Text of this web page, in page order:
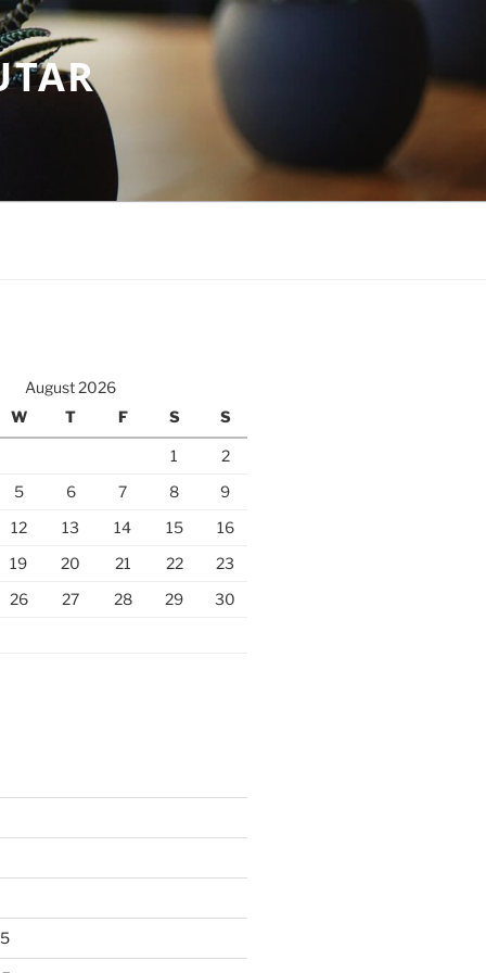
August 2026
W T F S S
1
2
5 6 7 8
9
12 13 14 15
16
19 20 21 22
23
26 27 28 29
30